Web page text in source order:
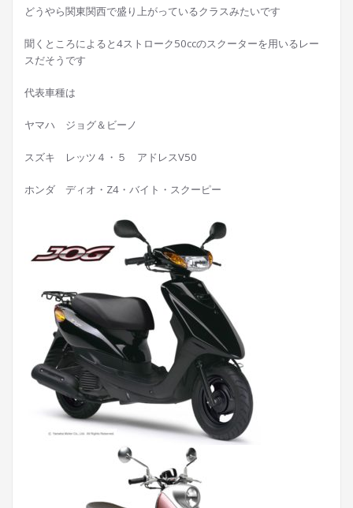
どうやら関東関西で盛り上がっているクラスみたいです
聞くところによると4ストローク50ccのスクーターを用いるレー
スだそうです
代表車種は
ヤマハ ジョグ＆ビーノ
スズキ レッツ４・５ アドレスV50
ホンダ ディオ・Z4・バイト・スクーピー